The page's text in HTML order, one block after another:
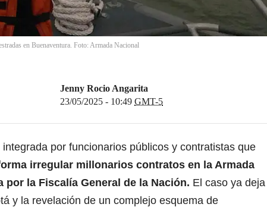
en Buenaventura. Foto: Armada Nacional
Jenny Rocio Angarita
23/05/2025 - 10:49 GMT-5
por funcionarios públicos y contratistas que
irregular millonarios contratos en la Armada
por la Fiscalía General de la Nación. El caso ya deja
y la revelación de un complejo esquema de